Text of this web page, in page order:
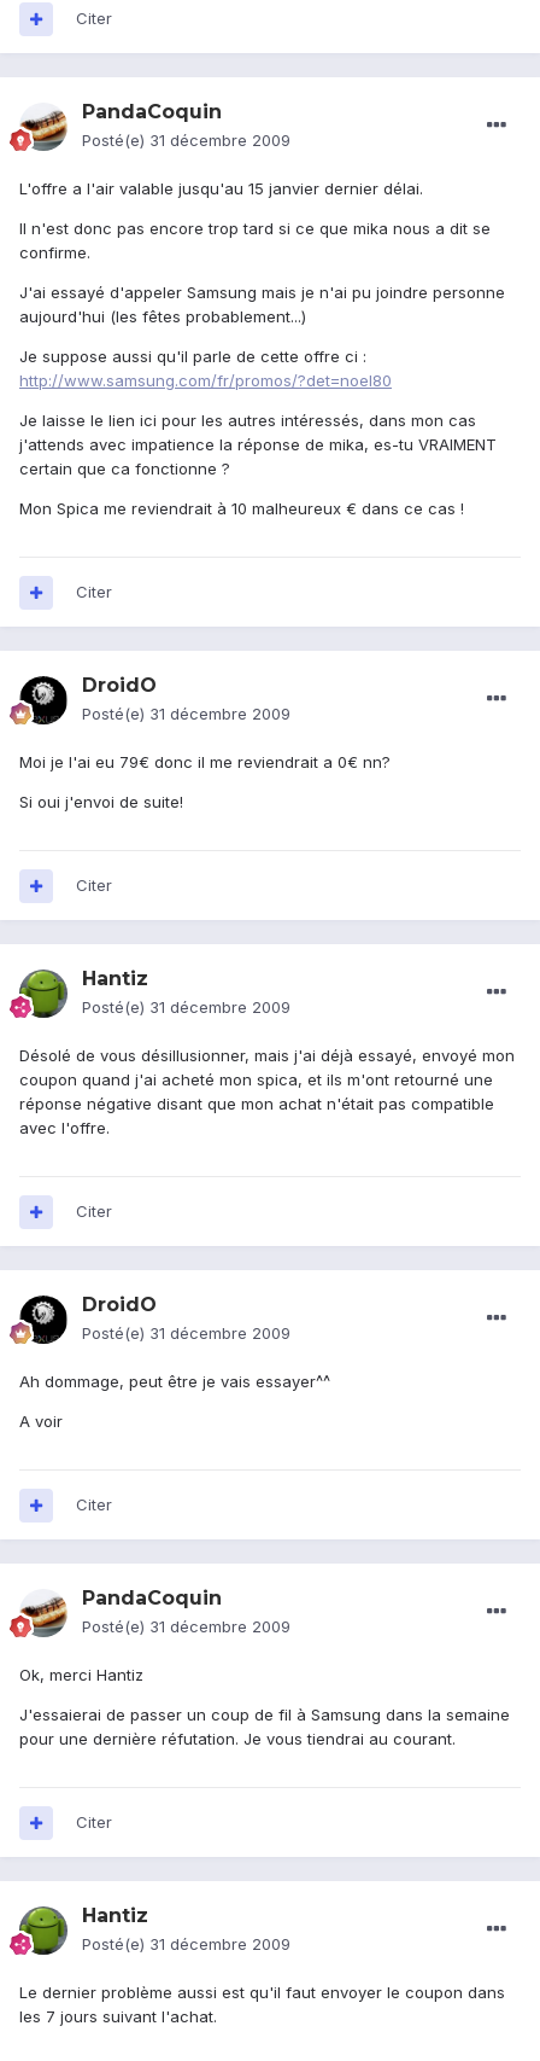
Citer
PandaCoquin
Posté(e) 31 décembre 2009
L'offre a l'air valable jusqu'au 15 janvier dernier délai.
Il n'est donc pas encore trop tard si ce que mika nous a dit se
confirme.
J'ai essayé d'appeler Samsung mais je n'ai pu joindre personne
aujourd'hui (les fêtes probablement...)
Je suppose aussi qu'il parle de cette offre ci :
http://www.samsung.com/fr/promos/?det=noel80
Je laisse le lien ici pour les autres intéressés, dans mon cas
j'attends avec impatience la réponse de mika, es-tu VRAIMENT
certain que ca fonctionne ?
Mon Spica me reviendrait à 10 malheureux € dans ce cas !
Citer
DroidO
Posté(e) 31 décembre 2009
Moi je l'ai eu 79€ donc il me reviendrait a 0€ nn?
Si oui j'envoi de suite!
Citer
Hantiz
Posté(e) 31 décembre 2009
Désolé de vous désillusionner, mais j'ai déjà essayé, envoyé mon
coupon quand j'ai acheté mon spica, et ils m'ont retourné une
réponse négative disant que mon achat n'était pas compatible
avec l'offre.
Citer
DroidO
Posté(e) 31 décembre 2009
Ah dommage, peut être je vais essayer^^
A voir
Citer
PandaCoquin
Posté(e) 31 décembre 2009
Ok, merci Hantiz
J'essaierai de passer un coup de fil à Samsung dans la semaine
pour une dernière réfutation. Je vous tiendrai au courant.
Citer
Hantiz
Posté(e) 31 décembre 2009
Le dernier problème aussi est qu'il faut envoyer le coupon dans
les 7 jours suivant l'achat.